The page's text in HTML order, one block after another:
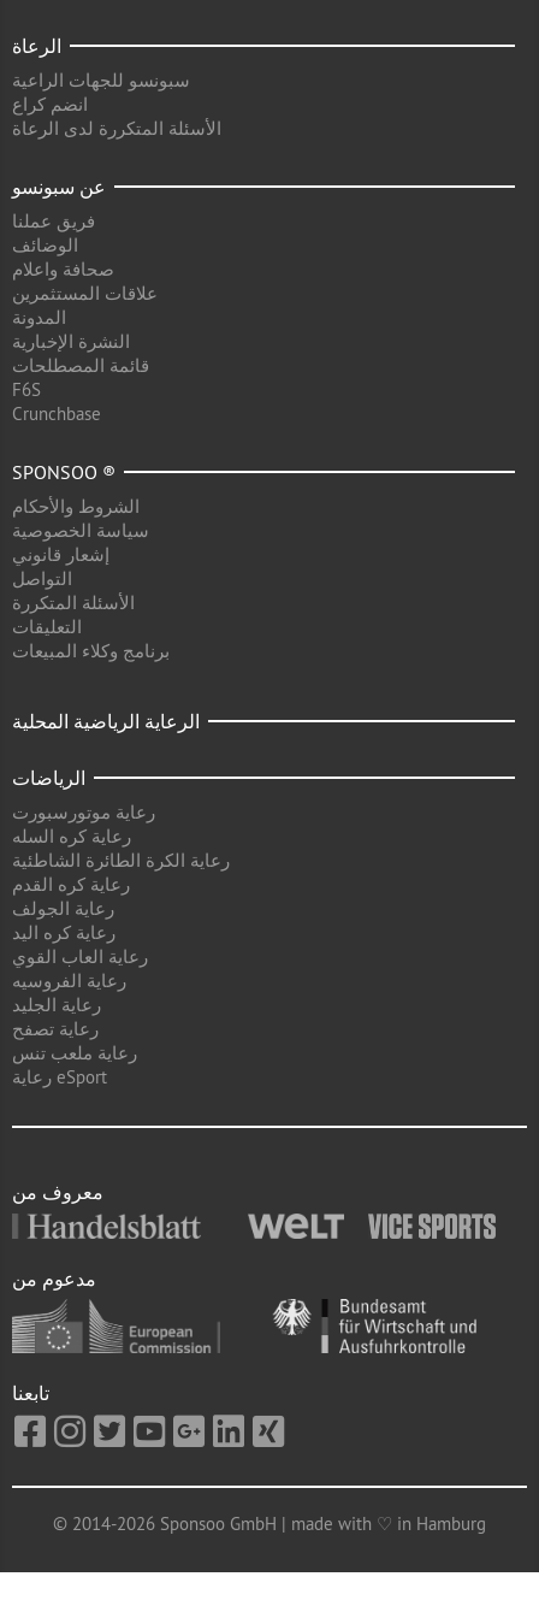
الرعاة
سبونسو للجهات الراعية
انضم كراع
الأسئلة المتكررة لدى الرعاة
عن سبونسو
فريق عملنا
الوضائف
صحافة واعلام
علاقات المستثمرين
المدونة
النشرة الإخبارية
قائمة المصطلحات
F6S
Crunchbase
SPONSOO ®
الشروط والأحكام
سياسة الخصوصية
إشعار قانوني
التواصل
الأسئلة المتكررة
التعليقات
برنامج وكلاء المبيعات
الرعاية الرياضية المحلية
الرياضات
رعاية موتورسبورت
رعاية كره السله
رعاية الكرة الطائرة الشاطئية
رعاية كره القدم
رعاية الجولف
رعاية كره اليد
رعاية العاب القوي
رعاية الفروسيه
رعاية الجليد
رعاية تصفح
رعاية ملعب تنس
رعاية eSport
معروف من
مدعوم من
تابعنا
© 2014-2026 Sponsoo GmbH | made with ♡ in Hamburg